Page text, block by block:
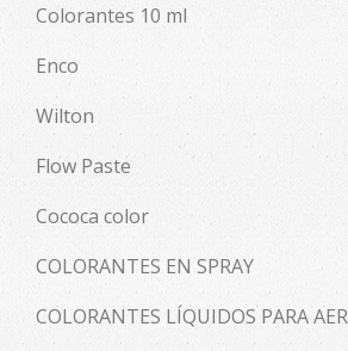
Colorantes 10 ml
Enco
Wilton
Flow Paste
Cococa color
COLORANTES EN SPRAY
COLORANTES LÍQUIDOS PARA